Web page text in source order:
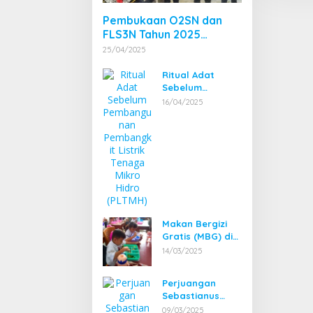
Pembukaan O2SN dan
FLS3N Tahun 2025
Tingkat Kecamatan
Bengkayang
25/04/2025
Ritual Adat
Sebelum
Pembangunan
16/04/2025
Makan Bergizi
Gratis (MBG) di
Bengkayang
14/03/2025
Perjuangan
Sebastianus
Darwis dan
09/03/2025